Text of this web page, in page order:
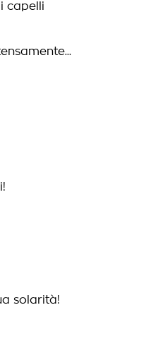
capelli
solarità!